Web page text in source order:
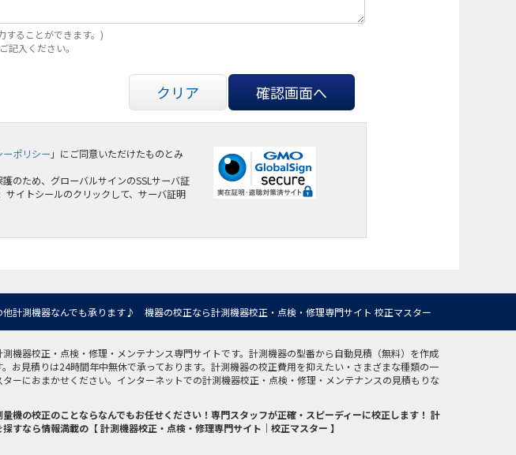
することができます。)
記入ください。
クリア 確認画面へ
ーポリシー 」にご同意いただけたものとみ
のため、グローバルサインのSSLサーバ証
サイトシールのクリックして、サーバ証明
計測機器なんでも承ります♪ 機器の校正なら計測機器校正・点検・修理専門サイト 校正マスター
機器校正・点検・修理・メンテナンス専門サイトです。計測機器の型番から自動見積（無料）を作成
お見積りは24時間年中無休で承っております。計測機器の校正費用を抑えたい・さまざまな種類の一
ーにおまかせください。インターネットでの計測機器校正・点検・修理・メンテナンスの見積もりな
機の校正のことならなんでもお任せください！専門スタッフが正確・スピーディーに校正します！ 計
すなら情報満載の【 計測機器校正・点検・修理専門サイト｜校正マスター 】